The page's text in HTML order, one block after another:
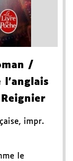
/
l'anglais
, impr.
le